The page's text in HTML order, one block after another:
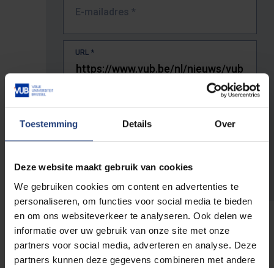
Toestemming Details Over
Deze website maakt gebruik van cookies
We gebruiken cookies om content en advertenties te
personaliseren, om functies voor social media te bieden
en om ons websiteverkeer te analyseren. Ook delen we
informatie over uw gebruik van onze site met onze
partners voor social media, adverteren en analyse. Deze
partners kunnen deze gegevens combineren met andere
E-mailadres *
URL *
De volledige URL van de pagina waar je de fout zag.